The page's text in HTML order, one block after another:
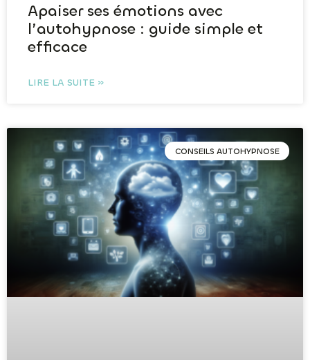
Apaiser ses émotions avec
l’autohypnose : guide simple et
efficace
LIRE LA SUITE »
CONSEILS AUTOHYPNOSE